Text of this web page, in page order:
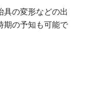
具の変形などの出
期の予知も可能で